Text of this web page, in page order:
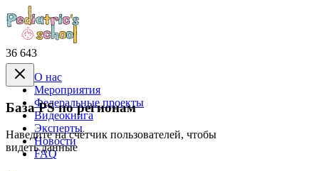
36 643
База PS по регионам
Наведите на счётчик пользователей, чтобы
видеть данные
О нас
Mероприятия
Федеральные проекты
Видеокнига
Эксперты
Новости
FAQ